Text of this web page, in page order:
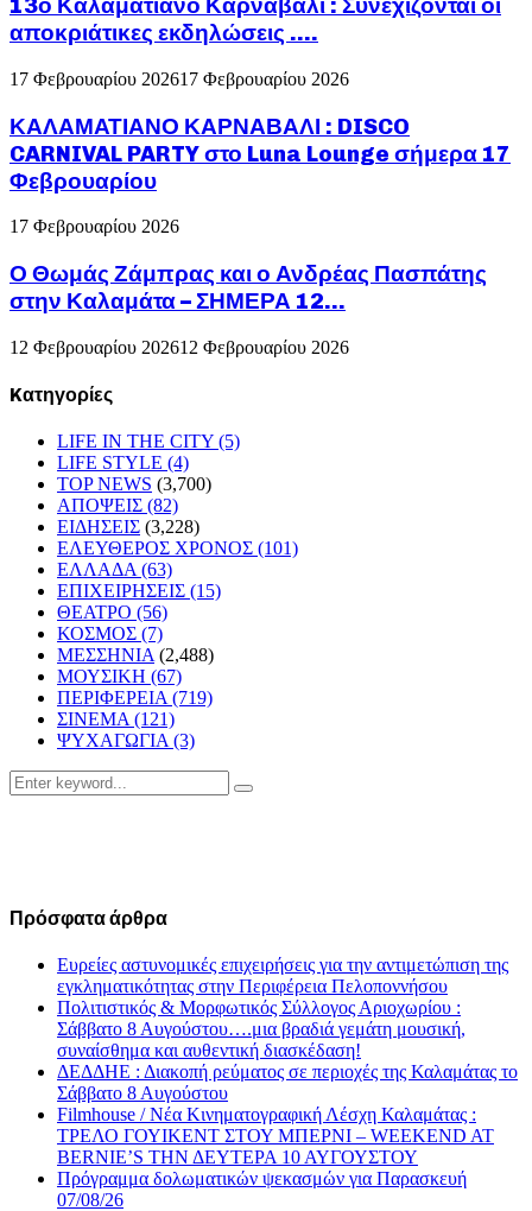
13ο Καλαματιανό Καρναβάλι : Συνεχίζονται οι
αποκριάτικες εκδηλώσεις ….
17 Φεβρουαρίου 202617 Φεβρουαρίου 2026
ΚΑΛΑΜΑΤΙΑΝΟ ΚΑΡΝΑΒΑΛΙ : DISCO
CARNIVAL PARTY στο Luna Lounge σήμερα 17
Φεβρουαρίου
17 Φεβρουαρίου 2026
Ο Θωμάς Ζάμπρας και ο Ανδρέας Πασπάτης
στην Καλαμάτα – ΣΗΜΕΡΑ 12...
12 Φεβρουαρίου 202612 Φεβρουαρίου 2026
Kατηγορίες
LIFE IN THE CITY (5)
LIFE STYLE (4)
TOP NEWS (3,700)
ΑΠΟΨΕΙΣ (82)
ΕΙΔΗΣΕΙΣ (3,228)
ΕΛΕΥΘΕΡΟΣ ΧΡΟΝΟΣ (101)
ΕΛΛΑΔΑ(63)
ΕΠΙΧΕΙΡΗΣΕΙΣ (15)
ΘΕΑΤΡΟ (56)
ΚΟΣΜΟΣ (7)
ΜΕΣΣΗΝΙΑ(2,488)
ΜΟΥΣΙΚΗ (67)
ΠΕΡΙΦΕΡΕΙΑ(719)
ΣΙΝΕΜΑ(121)
ΨΥΧΑΓΩΓΙΑ(3)
Search
for:
Search
Πρόσφατα άρθρα
Ευρείες αστυνομικές επιχειρήσεις για την αντιμετώπιση της
εγκληματικότητας στην Περιφέρεια Πελοποννήσου
Πολιτιστικός & Μορφωτικός Σύλλογος Αριοχωρίου :
Σάββατο 8 Αυγούστου….μια βραδιά γεμάτη μουσική,
συναίσθημα και αυθεντική διασκέδαση!
ΔΕΔΔΗΕ : Διακοπή ρεύματος σε περιοχές της Καλαμάτας το
Σάββατο 8 Αυγούστου
Filmhouse / Νέα Κινηματογραφική Λέσχη Καλαμάτας :
ΤΡΕΛΟ ΓΟΥΙΚΕΝΤ ΣΤΟΥ ΜΠΕΡΝΙ – WEEKEND AT
BERNIE’S ΤΗΝ ΔΕΥΤΕΡΑ 10 ΑΥΓΟΥΣΤΟΥ
Πρόγραμμα δολωματικών ψεκασμών για Παρασκευή
07/08/26